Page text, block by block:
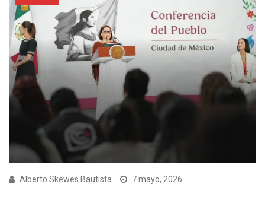
Alberto Skewes Bautista 7 mayo, 2026